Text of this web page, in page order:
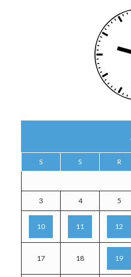
S S R
3 4 5
10 11 12
17 18 19